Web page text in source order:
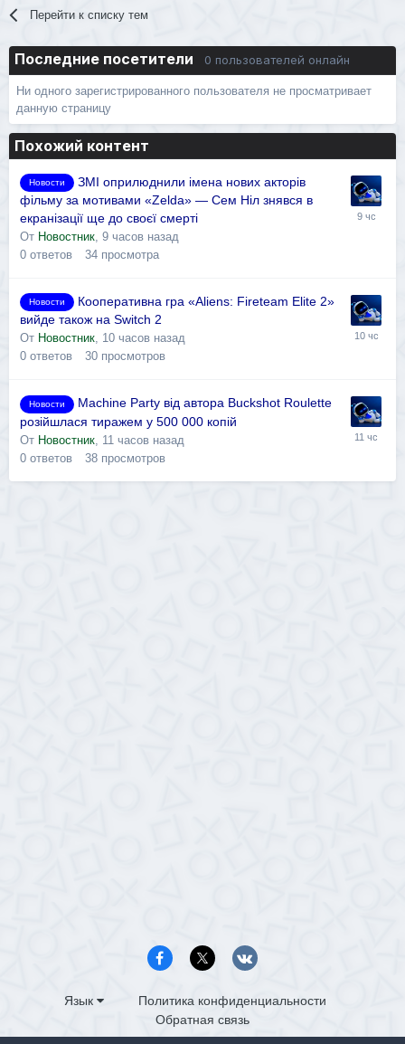
Перейти к списку тем
Последние посетители 0 пользователей онлайн
Ни одного зарегистрированного пользователя не просматривает
данную страницу
Похожий контент
Новости
ЗМІ оприлюднили імена нових акторів
фільму за мотивами «Zelda» — Сем Ніл знявся в
екранізації ще до своєї смерті
От Новостник 9 часов назад
0 ответов 34 просмотра
Новости
Кооперативна гра «Aliens: Fireteam Elite 2»
вийде також на Switch 2
От Новостник, 10 часов назад
0 ответов 30 просмотров
Новости
Machine Party від автора Buckshot Roulette
розійшлася тиражем у 500 000 копій
От Новостник 11 часов назад
0 ответов 38 просмотров
Язык
Политика конфиденциальности
Обратная связь